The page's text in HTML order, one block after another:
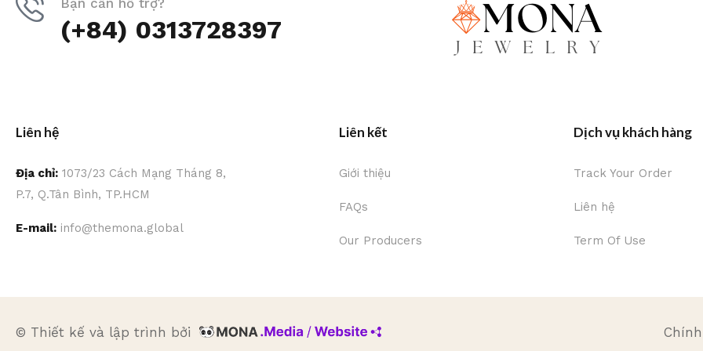
Bạn cần hỗ trợ?
(+84) 0313728397
Liên hệ
Địa chỉ: 1073/23 Cách Mạng Tháng 8,
P.7, Q.Tân Bình, TP.HCM
E-mail: info@themona.global
Liên kết
Giới thiệu
FAQs
Our Producers
Dịch vụ khách hàng
Track Your Order
Liên hệ
Term Of Use
© Thiết kế và lập trình bởi